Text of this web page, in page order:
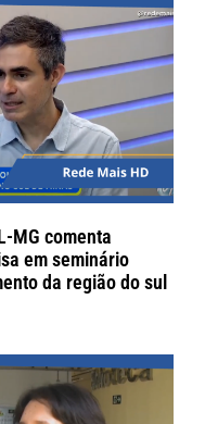
MG comenta
em seminário
da região do sul